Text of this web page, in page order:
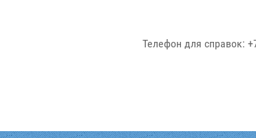
Телефон для справок: